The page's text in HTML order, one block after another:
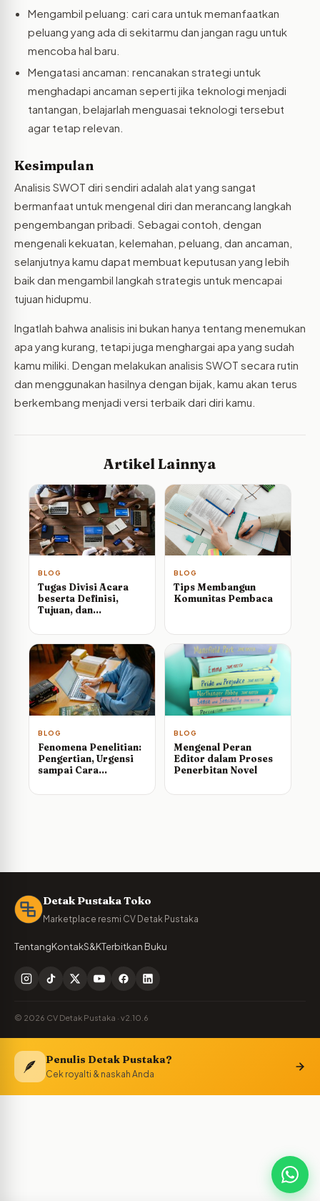
Mengambil peluang: cari cara untuk memanfaatkan
peluang yang ada di sekitarmu dan jangan ragu untuk
mencoba hal baru.
Mengatasi ancaman: rencanakan strategi untuk
menghadapi ancaman seperti jika teknologi menjadi
tantangan, belajarlah menguasai teknologi tersebut
agar tetap relevan.
Kesimpulan
Analisis SWOT diri sendiri adalah alat yang sangat
bermanfaat untuk mengenal diri dan merancang langkah
pengembangan pribadi. Sebagai contoh, dengan
mengenali kekuatan, kelemahan, peluang, dan ancaman,
selanjutnya kamu dapat membuat keputusan yang lebih
baik dan mengambil langkah strategis untuk mencapai
tujuan hidupmu.
Ingatlah bahwa analisis ini bukan hanya tentang menemukan
apa yang kurang, tetapi juga menghargai apa yang sudah
kamu miliki. Dengan melakukan analisis SWOT secara rutin
dan menggunakan hasilnya dengan bijak, kamu akan terus
berkembang menjadi versi terbaik dari diri kamu.
Artikel Lainnya
BLOG
Tugas Divisi Acara
beserta Definisi,
Tujuan, dan
BLOG
Tips Membangun
Komunitas Pembaca
BLOG
Fenomena Penelitian:
Pengertian, Urgensi
sampai Cara
BLOG
Mengenal Peran
Editor dalam Proses
Penerbitan Novel
Detak Pustaka Toko
Marketplace resmi CV Detak Pustaka
TentangKontakS&KTerbitkan Buku
© 2026 CV Detak Pustaka · v2.10.6
🪶 Penulis Detak Pustaka?
Cek royalti & naskah Anda